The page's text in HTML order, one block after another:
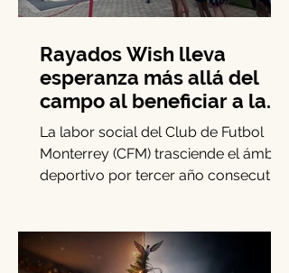
Rayados Wish lleva
esperanza más allá del
campo al beneficiar a la
niñez con enfermedades
crónicas
La labor social del Club de Futbol
Monterrey (CFM) trasciende el ámbito
mediante la iniciativa Rayados Wish.
Este esfuerzo se enfoca en la niñez